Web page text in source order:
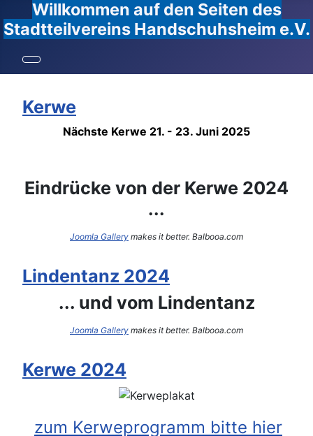
Willkommen auf den Seiten des
Stadtteilvereins Handschuhsheim e.V.
Kerwe
Nächste Kerwe 21. - 23. Juni 2025
Eindrücke von der Kerwe 2024
...
Joomla Gallery makes it better. Balbooa.com
Lindentanz 2024
... und vom Lindentanz
Joomla Gallery makes it better. Balbooa.com
Kerwe 2024
zum Kerweprogramm bitte hier